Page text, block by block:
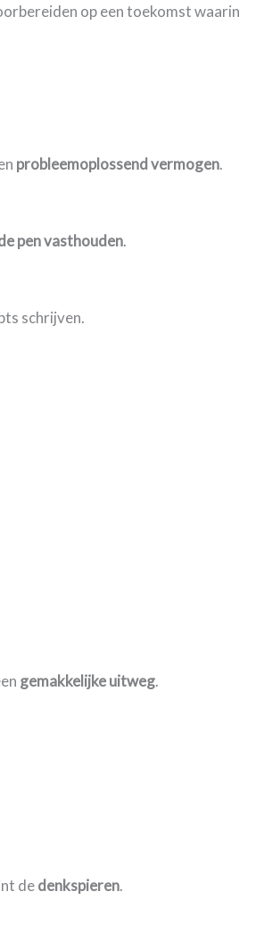
op een toekomst waarin
probleemoplossend vermogen.
pen vasthouden.
schrijven.
gemakkelijke uitweg.
dedenkspieren.